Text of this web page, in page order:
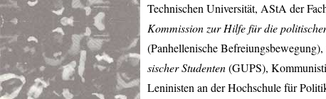
Technischen Universität, AStA der
Kommission zur Hilfe für die
(Panhellenische Befreiungsbewegung),
sischer Studenten(GUPS),
Leninisten an der Hochschule für